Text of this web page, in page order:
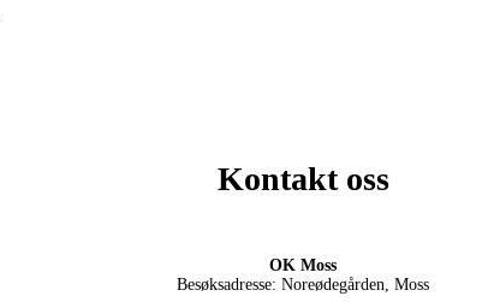
Kontakt oss
OK Moss
Besøksadresse: Noreødegården, Moss